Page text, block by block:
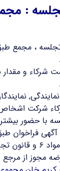
:
، مجمع
و مقدار
شرکت
با حضور
فراخوان
می باشد .
مجوز از